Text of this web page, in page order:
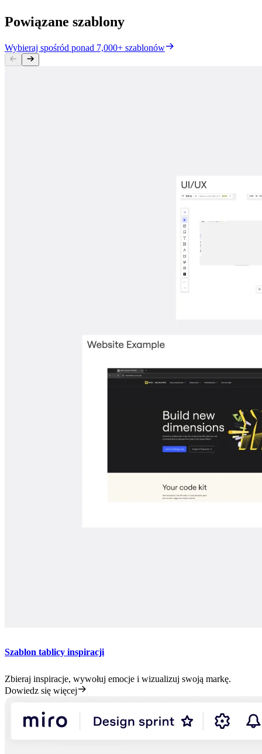
Powiązane szablony
Wybieraj spośród ponad 7,000+ szablonów
Szablon tablicy inspiracji
Zbieraj inspiracje, wywołuj emocje i wizualizuj swoją markę.
Dowiedz się więcej